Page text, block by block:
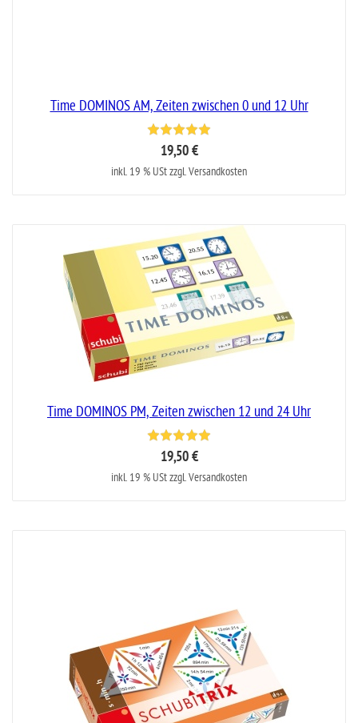
Time DOMINOS AM, Zeiten zwischen 0 und 12 Uhr
19,50 €
inkl. 19 % USt zzgl. Versandkosten
Time DOMINOS PM, Zeiten zwischen 12 und 24 Uhr
19,50 €
inkl. 19 % USt zzgl. Versandkosten